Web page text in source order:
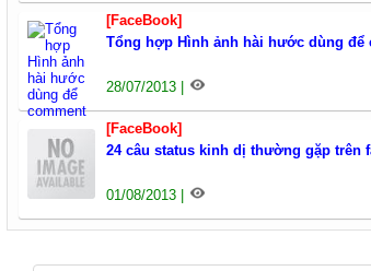
[FaceBook]
Tổng hợp Hình ảnh hài hước dùng để
28/07/2013 |
[FaceBook]
24 câu status kinh dị thường gặp trên
01/08/2013 |